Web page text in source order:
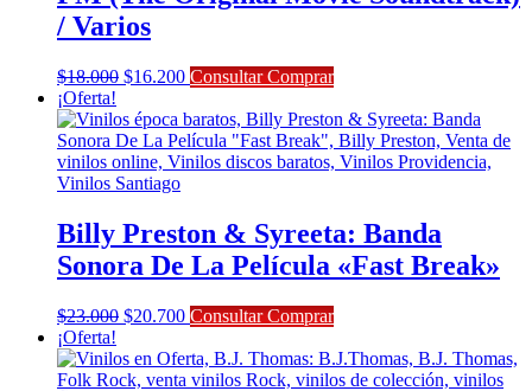
/ Varios
$18.000 El
original
era:
$18.000.
$16.200El
actual
es:
$16.200.
Consultar Comprar
¡Oferta!
Billy Preston & Syreeta: Banda
Sonora De La Película «Fast Break»
$23.000 El
original
era:
$20.700El
actual
es:
Consultar Comprar
¡Oferta!